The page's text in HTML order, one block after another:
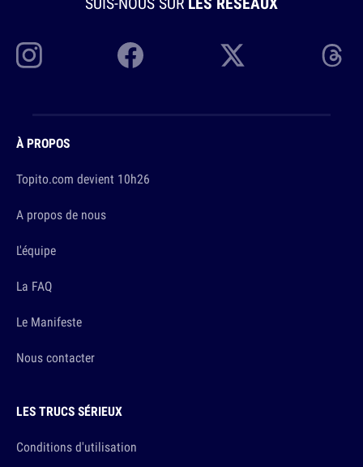
À PROPOS
Topito.com devient 10h26
A propos de nous
L'équipe
La FAQ
Le Manifeste
Nous contacter
LES TRUCS SÉRIEUX
Conditions d'utilisation